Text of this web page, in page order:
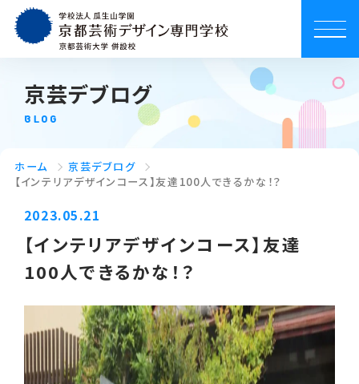
京芸デブログ
BLOG
ホーム
京芸デブログ
【インテリアデザインコース】友達100人できるかな！？
2023.05.21
【インテリアデザインコース】友達
100人できるかな！？